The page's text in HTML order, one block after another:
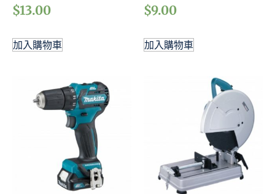
$13.00
加入購物車
$9.00
加入購物車